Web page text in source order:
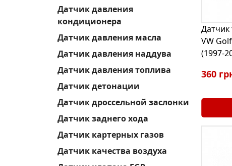
Датчик давления
кондиционера
Датчик давления масла
Датчик давления наддува
Датчик давления топлива
Датчик детонации
Датчик дроссельной заслонки
Датчик заднего хода
Датчик картерных газов
Датчик качества воздуха
VW
(1997-
360